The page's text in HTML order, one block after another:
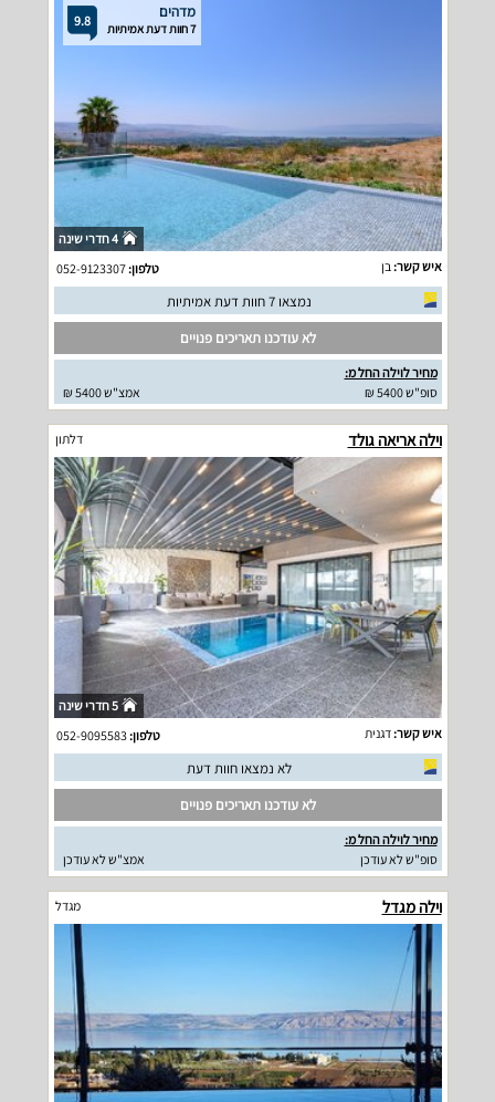
9.8 מדהים
7 חוות דעת אמיתיות
4 חדרי שינה
איש קשר:בן טלפון:052-9123307
נמצאו 7 חוות דעת אמיתיות
לא עודכנו תאריכים פנויים
מחיר לוילה החל מ:
סופ"ש 5400 ₪
אמצ"ש 5400 ₪
וילה אריאה גולד דלתון
5 חדרי שינה
איש קשר:דגנית טלפון:052-9095583
לא נמצאו חוות דעת
לא עודכנו תאריכים פנויים
מחיר לוילה החל מ:
סופ"ש לא עודכן
אמצ"ש לא עודכן
וילה מגדל מגדל